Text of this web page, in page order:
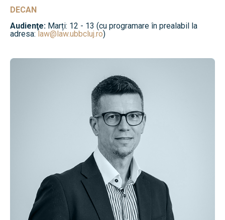
DECAN
Audienţe: Marți: 12 - 13 (cu programare în prealabil la
adresa:law@law.ubbcluj.ro)